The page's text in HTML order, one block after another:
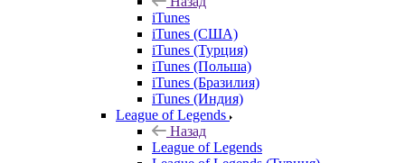
iTunes
iTunes (США)
iTunes (Турция)
iTunes (Польша)
iTunes (Бразилия)
iTunes (Индия)
League of Legends
Назад
League of Legends